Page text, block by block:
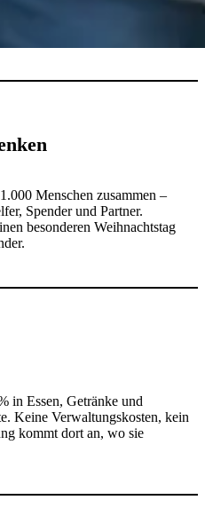
Menschen zusammen –
Spender und Partner.
besonderen Weihnachtstag
in Essen, Getränke und
Keine Verwaltungskosten, kein
kommt dort an, wo sie